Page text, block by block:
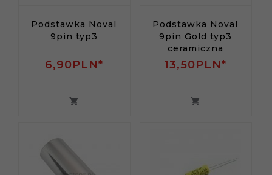
Podstawka Noval
9pin typ3
6,90PLN*
Podstawka Noval
9pin Gold typ3
ceramiczna
13,50PLN*